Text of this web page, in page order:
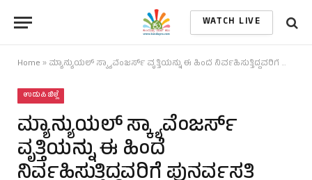
WATCH LIVE
Home » ಮ್ಯಾನ್ಯುಯಲ್ ಸ್ಕ್ಯಾವೆಂಜರ್ಸ್ ವೃತ್ತಿಯನ್ನು ಈ ಹಿಂದೆ ನಿರ್ವಹಿಸುತ್ತಿದ್ದವರಿಗೆ ಪುನರ್ವಸತಿ ಕಲ್ಪಿಸಿ: ಜಿಲ್ಲಾಧಿಕಾರಿ
ಉಡುಪಿ ಜಿಲ್ಲೆ
ಮ್ಯಾನ್ಯುಯಲ್ ಸ್ಕ್ಯಾವೆಂಜರ್ಸ್
ವೃತ್ತಿಯನ್ನು ಈ ಹಿಂದೆ